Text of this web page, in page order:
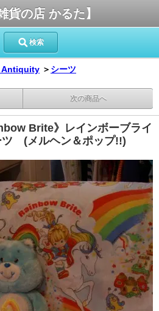
貨の店 かるた】
検索
Antiquity ＞ シーツ
次の商品へ
Brite》レインボーブライ
ツ (メルヘン＆ポップ!!)